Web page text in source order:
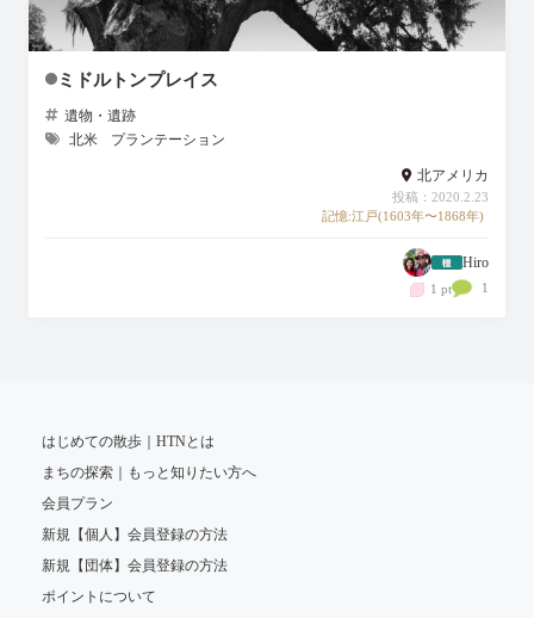
ミドルトンプレイス
遺物・遺跡
北米
プランテーション
北アメリカ
投稿：2020.2.23
記憶:江戸(1603年〜1868年)
Hiro
1 pt 1
はじめての散歩｜HTNとは
まちの探索｜もっと知りたい方へ
会員プラン
新規【個人】会員登録の方法
新規【団体】会員登録の方法
ポイントについて